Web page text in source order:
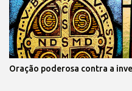
Oração poderosa contra a